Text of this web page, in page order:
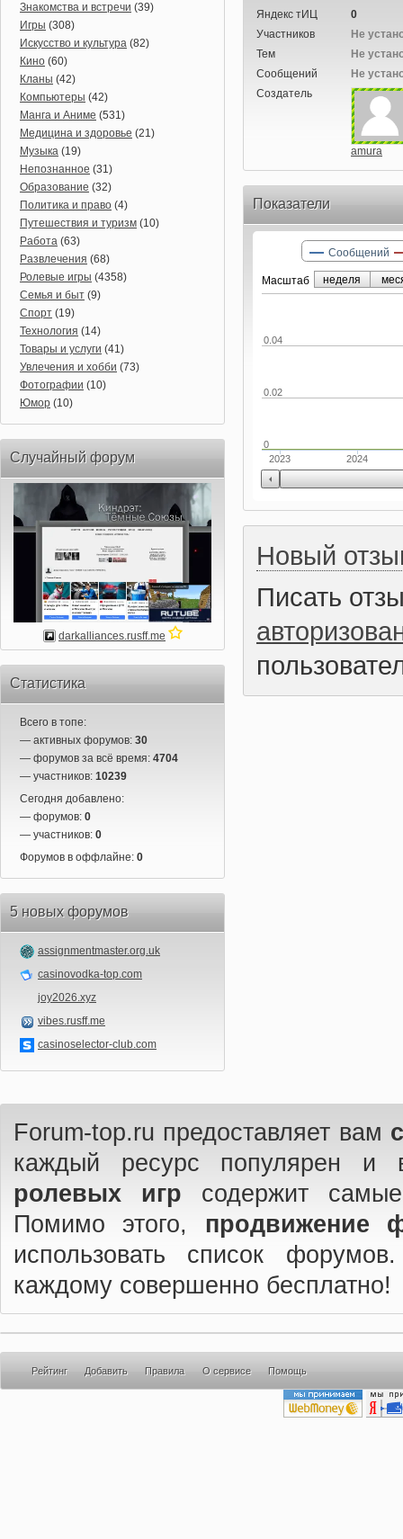
Знакомства и встречи (39)
Игры (308)
Искусство и культура (82)
Кино (60)
Кланы (42)
Компьютеры (42)
Манга и Аниме (531)
Медицина и здоровье (21)
Музыка (19)
Непознанное (31)
Образование (32)
Политика и право (4)
Путешествия и туризм (10)
Работа (63)
Развлечения (68)
Ролевые игры (4358)
Семья и быт (9)
Спорт (19)
Технология (14)
Товары и услуги (41)
Увлечения и хобби (73)
Фотографии (10)
Юмор (10)
Случайный форум
darkalliances.rusff.me
Статистика
Всего в топе:
— активных форумов: 30
— форумов за всё время: 4704
— участников: 10239
Сегодня добавлено:
— форумов: 0
— участников: 0
Форумов в оффлайне: 0
5 новых форумов
assignmentmaster.org.uk
casinovodka-top.com
joy2026.xyz
vibes.rusff.me
casinoselector-club.com
Яндекс тИЦ
0
Участников
Не
Тем
Не
Сообщений
Не
Создатель
amura
Показатели
Маcштаб
2023 2024
0
0.02
0.04
Сообщений
неделя
Новый
Писать
Forum-top.ru предоставляет вам
каждый ресурс популярен
ролевых игр содержит
Помимо этого, продвижение
использовать список
каждому совершенно бесплатно!
Рейтинг Добавить Правила О сервисе Помощь